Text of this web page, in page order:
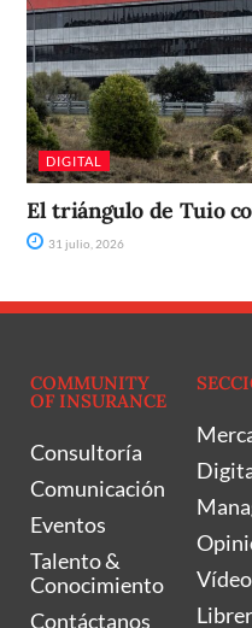
DIGITAL
El triángulo de Tuio
31 julio, 2026
COMMUNITY
OF INSURANCE
Consultoría
Comunicación
Eventos
Talento &
Conocimiento
Contáctanos